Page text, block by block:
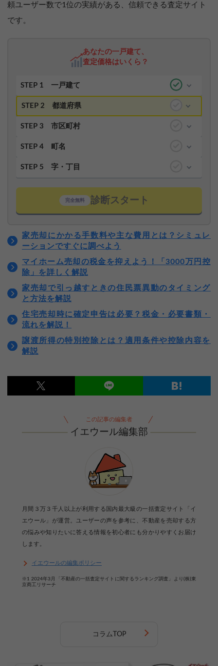
頼ユーザー数で1位の実績がある、信頼できる査定サイト
です。
あなたの一戸建て、
査定価格はいくら？
STEP 1 一戸建て
STEP 2 都道府県
STEP 3 市区町村
STEP 4 町名
STEP 5 字・丁目
完全無料 診断スタート
家売却にかかる手数料や主な費用とは？シミュレ
ーションですぐに調べよう
マイホーム売却の税金を抑えよう！「3000万円控
除」を詳しく解説
家売却で引っ越すときの住民票異動のタイミング
と方法を解説
住宅売却時に確定申告は必要？税金・必要書類・
流れを解説！
譲渡所得の特別控除とは？適用条件や控除内容を
解説
この記事の編集者
イエウール編集部
月間３万３千人以上が利用する国内最大級の一括査定サイト「イ
エウール」が運営。ユーザーの声を参考に、不動産を売却する方
の悩みや知りたいに答える情報を初心者にも分かりやすくお届け
します。
イエウールの編集ポリシー
※1 2024年3月「不動産の一括査定サイトに関するランキング調査」より(株)東
京商工リサーチ
コラムTOP